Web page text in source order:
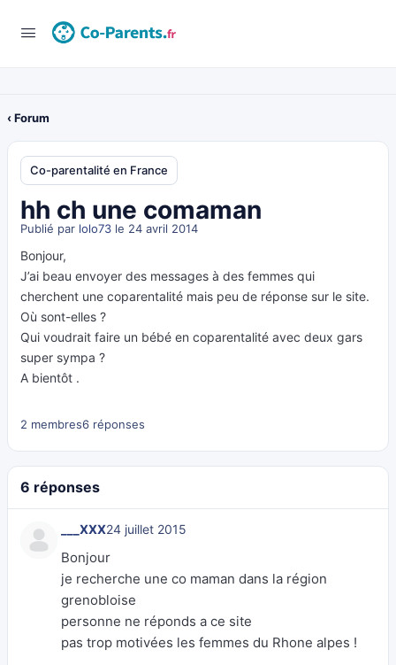
‹ Forum
Co-parentalité en France
hh ch une comaman
Publié par lolo73 le 24 avril 2014
Bonjour,
J’ai beau envoyer des messages à des femmes qui
cherchent une coparentalité mais peu de réponse sur le site.
Où sont-elles ?
Qui voudrait faire un bébé en coparentalité avec deux gars
super sympa ?
A bientôt .
2 membres6 réponses
6 réponses
___XXX24 juillet 2015
Bonjour
je recherche une co maman dans la région
grenobloise
personne ne réponds a ce site
pas trop motivées les femmes du Rhone alpes !